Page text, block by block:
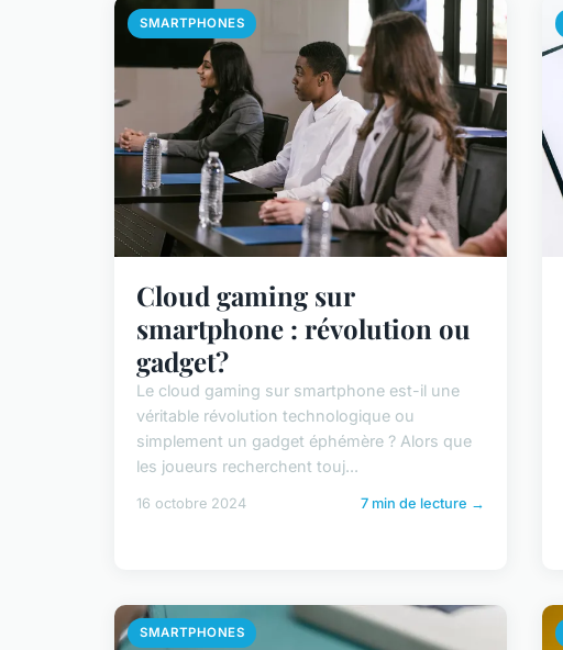
SMARTPHONES
Cloud gaming sur
smartphone : révolution ou
gadget?
Le cloud gaming sur smartphone est-il une
véritable révolution technologique ou
simplement un gadget éphémère ? Alors que
les joueurs recherchent touj...
16 octobre 2024 7 min de lecture →
SMARTPHONES